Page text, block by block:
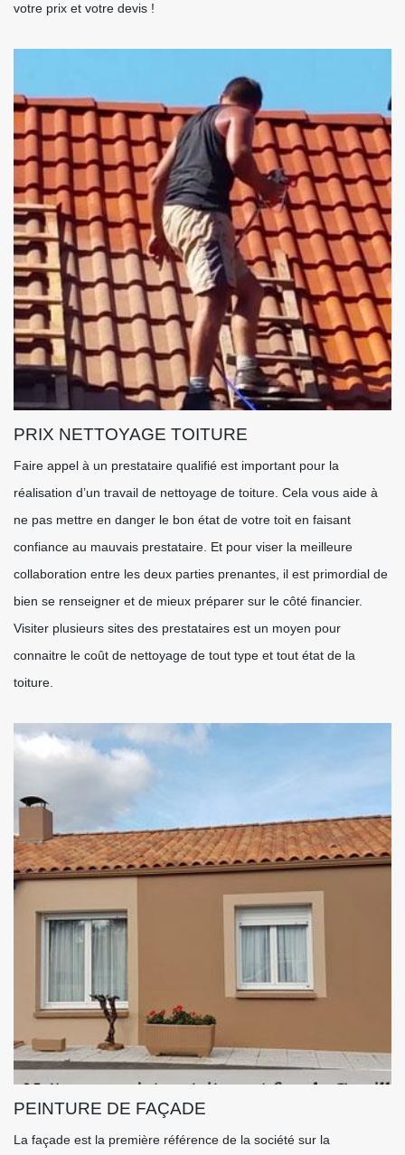
votre prix et votre devis !
PRIX NETTOYAGE TOITURE
Faire appel à un prestataire qualifié est important pour la
réalisation d’un travail de nettoyage de toiture. Cela vous aide à
ne pas mettre en danger le bon état de votre toit en faisant
confiance au mauvais prestataire. Et pour viser la meilleure
collaboration entre les deux parties prenantes, il est primordial de
bien se renseigner et de mieux préparer sur le côté financier.
Visiter plusieurs sites des prestataires est un moyen pour
connaitre le coût de nettoyage de tout type et tout état de la
toiture.
PEINTURE DE FAÇADE
La façade est la première référence de la société sur la